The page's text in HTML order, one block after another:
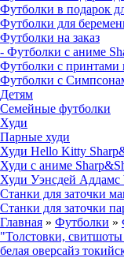
Футболки в подарок
Футболки для
Футболки на заказ
- Футболки с аниме
Футболки с принтами
Футболки с
Детям
Семейные футболки
Худи
Парные худи
Худи Hello Kitty
Худи с аниме
Худи Уэнсдей Аддамс
Станки для заточки
Станки для заточки
Главная » Футболки »
"Толстовки,
белая оверсайз